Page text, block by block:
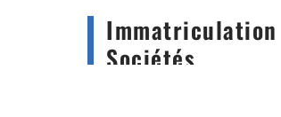
Immatriculation
Sociétés